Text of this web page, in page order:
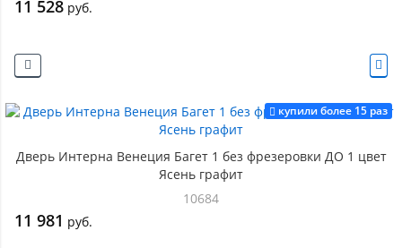
11 528 руб.
купили более 15 раз
Дверь Интерна Венеция Багет 1 без фрезеровки ДО 1 цвет
Ясень графит
10684
11 981 руб.